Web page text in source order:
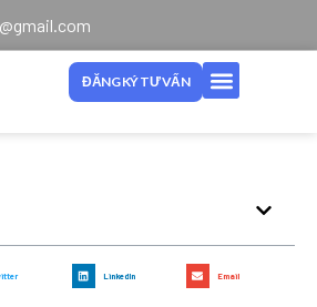
ĐĂNG KÝ TƯ VẤN
LinkedIn Email